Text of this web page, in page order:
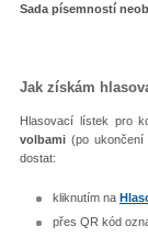
Sada písemností
Jak získám
Hlasovací lístek pro
volbami (po
dostat:
kliknutím na
přes QR kód